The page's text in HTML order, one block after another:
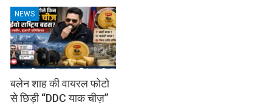
NEWS
बलेन शाह की वायरल फोटो
से छिड़ी “DDC याक चीज़”